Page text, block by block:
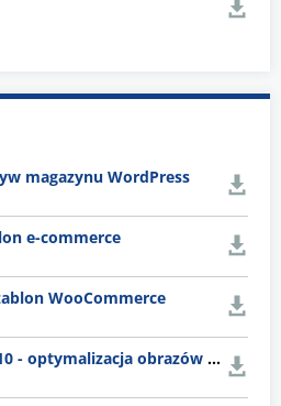
magazynu WordPress
e-commerce
WooCommerce
Smush Pro 3.16.10 - optymalizacja obrazów WordPress